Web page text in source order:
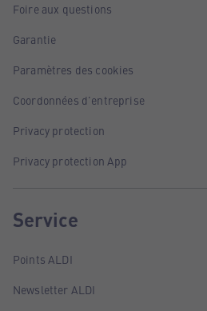
Foire aux questions
Garantie
Paramètres des cookies
Coordonnées d'entreprise
Privacy protection
Privacy protection App
Service
Points ALDI
Newsletter ALDI